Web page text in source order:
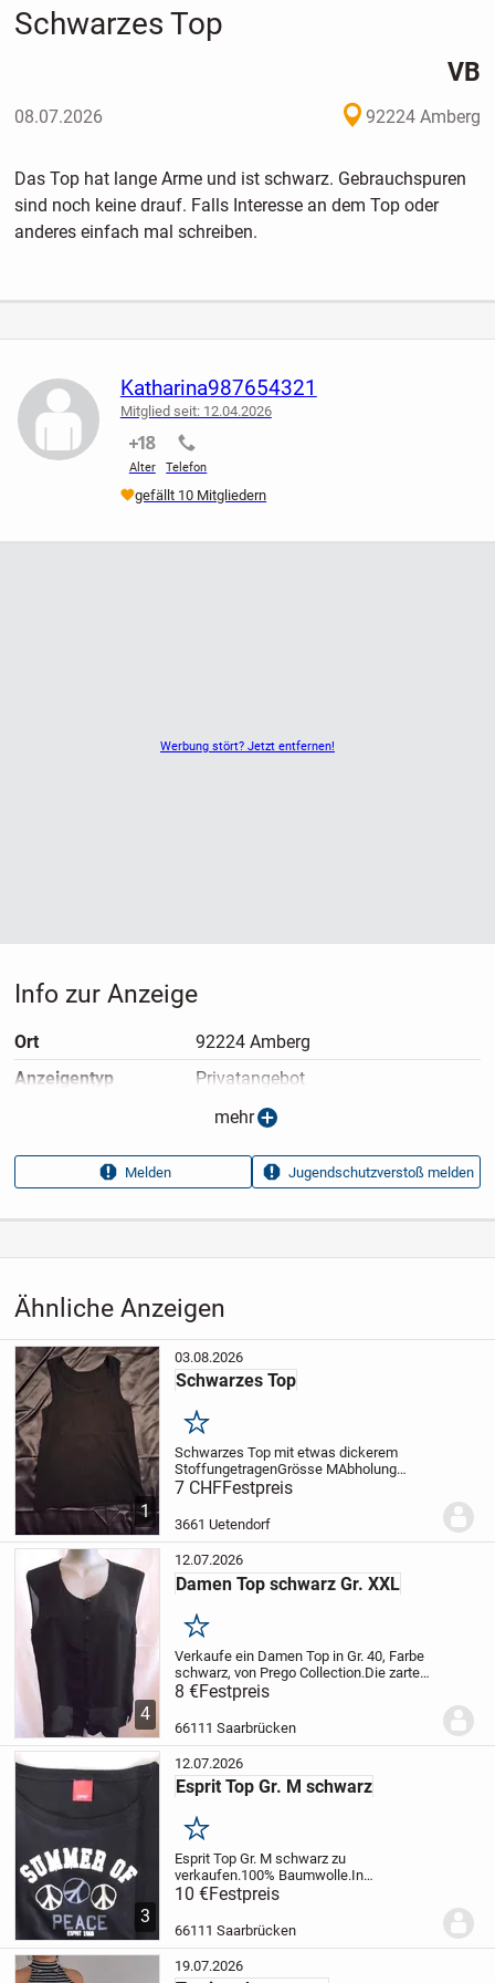
Schwarzes Top
VB
08.07.2026 92224 Amberg
Das Top hat lange Arme und ist schwarz. Gebrauchspuren
sind noch keine drauf. Falls Interesse an dem Top oder
anderes einfach mal schreiben.
Werbung stört? Jetzt entfernen!
Ähnliche Anzeigen
1
03.08.2026
Schwarzes Top
Merken
Schwarzes Top mit etwas dickerem
StoffungetragenGrösse MAbholung
bevorzugtVersand zuzüglich Porto und
Verpackungsmaterial möglich
7 CHFFestpreis
3661 Uetendorf
4
12.07.2026
Damen Top schwarz Gr. XXL
Merken
Verkaufe ein Damen Top in Gr. 40, Farbe
schwarz, von Prego Collection.Die zarte
Qualität garantiert einen besonders
schönen Fall und hervorragenden
Tragekomfort.Mit durchgehenden
Knöpfen.Weite von...
8 €Festpreis
66111 Saarbrücken
3
12.07.2026
Esprit Top Gr. M schwarz
Merken
Esprit Top Gr. M schwarz zu
verkaufen.100% Baumwolle.In
einwandfreiem Zustand, von neu nicht zu
unterscheiden.
oder 2,50 € Versand (nur Deutschland).
10 €Festpreis
66111 Saarbrücken
19.07.2026
Katharina987654321
Mitglied seit: 12.04.2026
Alter
nicht verifiziert
Telefon
nicht verifiziert
gefällt 10 Mitgliedern
Info zur Anzeige
Ort
92224 Amberg
Anzeigen­typ
Privatangebot
08.07.2026
Anzeigen­kennung
f6871418
Aufrufe dieser
285
Damenkleidung›Damenoberteile›
mehr
Melden Jugendschutzverstoß melden